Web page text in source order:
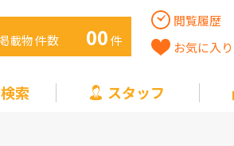
載物件数 00件
閲覧履歴
お気に入り
索 スタッフ